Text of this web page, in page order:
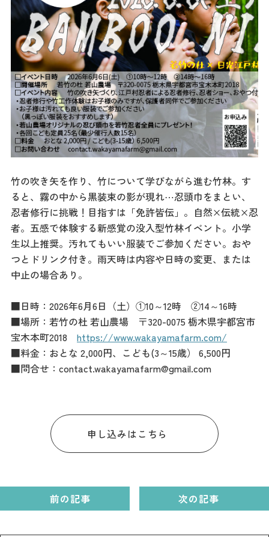
竹の吹き矢を作り、竹について学びながら進む竹林。す
ると、霧の中から黒装束の影が現れ⋯忍頭巾をまとい、
忍者修行に挑戦！目指すは「免許皆伝」。自然×伝統×忍
者。五感で体験する新感覚の没入型竹林イベント。小学
生以上推奨。汚れてもいい服装でご参加ください。おや
つとドリンク付き。雨天時は内容や日時の変更、または
中止の場合あり。
■日時：2026年6月6日（土）①10～12時 ②14～16時
■場所：若竹の杜 若山農場 〒320-0075 栃木県宇都宮市
宝木本町2018 https://www.wakayamafarm.com/
■料金：おとな 2,000円、こども(3～15歳） 6,500円
■問合せ：contact.wakayamafarm@gmail.com
申し込みはこちら
前の記事 次の記事
パンフレット
ダウンロード
お問い合わせ